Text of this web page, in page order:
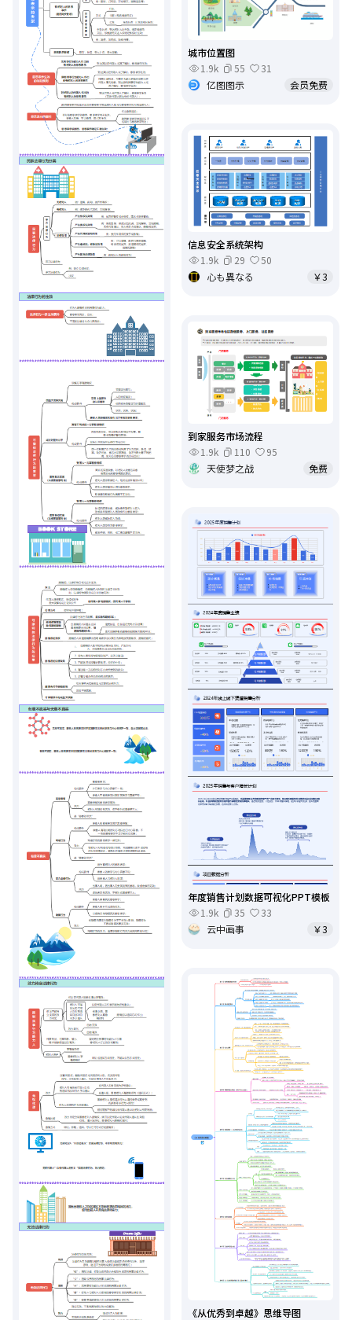
城市位置图
1.9k
55
31
亿图图示
会员免费
信息安全系统架构
1.9k
29
50
心も異なる
￥3
到家服务市场流程
1.9k
110
95
天使梦之战
免费
年度销售计划数据可视化PPT模板
1.9k
35
33
云中画事
￥3
《从优秀到卓越》思维导图